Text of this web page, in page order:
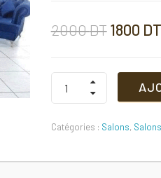
2000DT Le
initial
était :
1800 DT
SALON
places
Quantité
Catégories : Salons,